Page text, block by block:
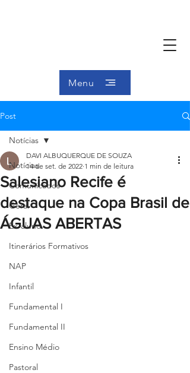
Menu
Post
Notícias
Comunicados
Geral
Ex-aluno
Itinerários Formativos
NAP
Infantil
Fundamental I
Fundamental II
Ensino Médio
Pastoral
Notícias
Salesiano Recife é
destaque na Copa Brasil de
ÁGUAS ABERTAS
DAVI ALBUQUERQUE DE SOUZA
14 de set. de 2022 1 min de leitura